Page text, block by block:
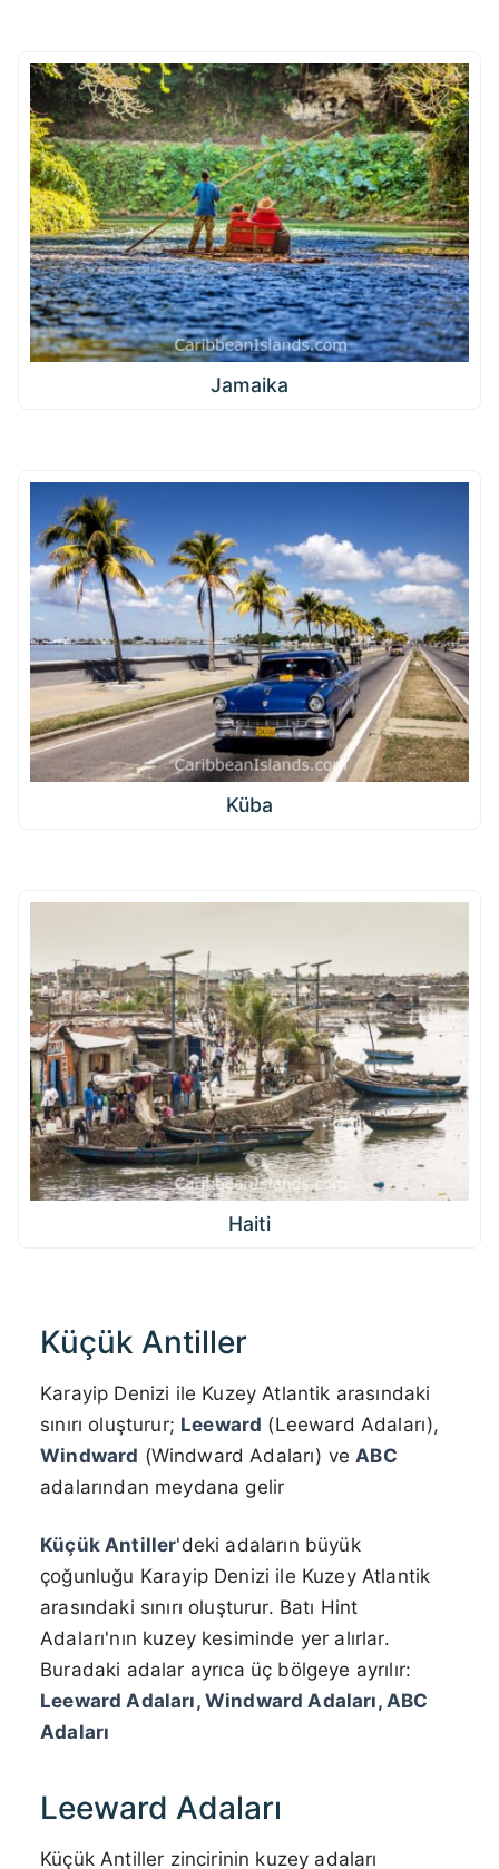
Jamaika
Küba
Haiti
Küçük Antiller
Karayip Denizi ile Kuzey Atlantik arasındaki
sınırı oluşturur; Leeward (Leeward Adaları),
Windward (Windward Adaları) veABC
adalarından meydana gelir
Küçük Antiller'deki adaların büyük
çoğunluğu Karayip Denizi ile Kuzey Atlantik
arasındaki sınırı oluşturur. Batı Hint
Adaları'nın kuzey kesiminde yer alırlar.
Buradaki adalar ayrıca üç bölgeye ayrılır:
Leeward Adaları, Windward Adaları, ABC
Adaları
Leeward Adaları
Küçük Antiller zincirinin kuzey adaları